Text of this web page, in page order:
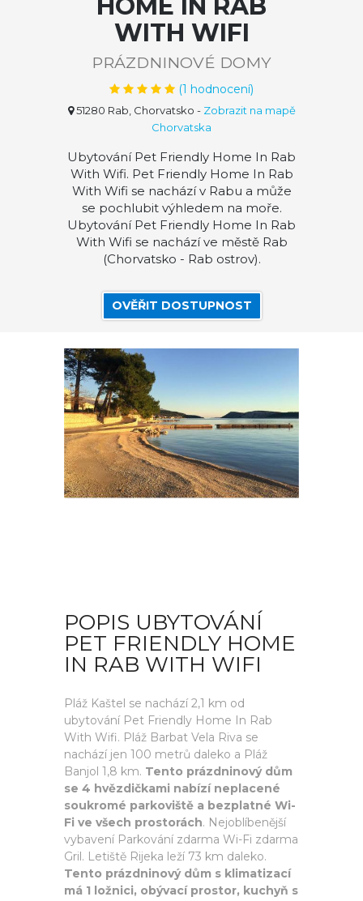
HOME IN RAB
WITH WIFI
PRÁZDNINOVÉ DOMY
(1 hodnocení)
51280 Rab, Chorvatsko - Zobrazit na mapě
Chorvatska
Ubytování Pet Friendly Home In Rab
With Wifi. Pet Friendly Home In Rab
With Wifi se nachází v Rabu a může
se pochlubit výhledem na moře.
Ubytování Pet Friendly Home In Rab
With Wifi se nachází ve městě Rab
(Chorvatsko - Rab ostrov).
OVĚŘIT DOSTUPNOST
POPIS UBYTOVÁNÍ
PET FRIENDLY HOME
IN RAB WITH WIFI
Pláž Kaštel se nachází 2,1 km od
ubytování Pet Friendly Home In Rab
With Wifi. Pláž Barbat Vela Riva se
nachází jen 100 metrů daleko a Pláž
Banjol 1,8 km. Tento prázdninový dům
se 4 hvězdičkami nabízí neplacené
soukromé parkoviště a bezplatné Wi-
Fi ve všech prostorách. Nejoblíbenější
vybavení Parkování zdarma Wi-Fi zdarma
Gril. Letiště Rijeka leží 73 km daleko.
Tento prázdninový dům s klimatizací
má 1 ložnici, obývací prostor, kuchyň s